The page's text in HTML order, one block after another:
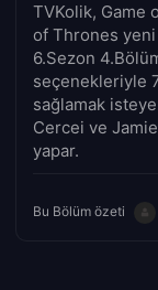
TVKolik, Game
of Thrones
6.Sezon
seçenekleriyle
sağlamak
Cercei ve
yapar.
Bu Bölüm özeti